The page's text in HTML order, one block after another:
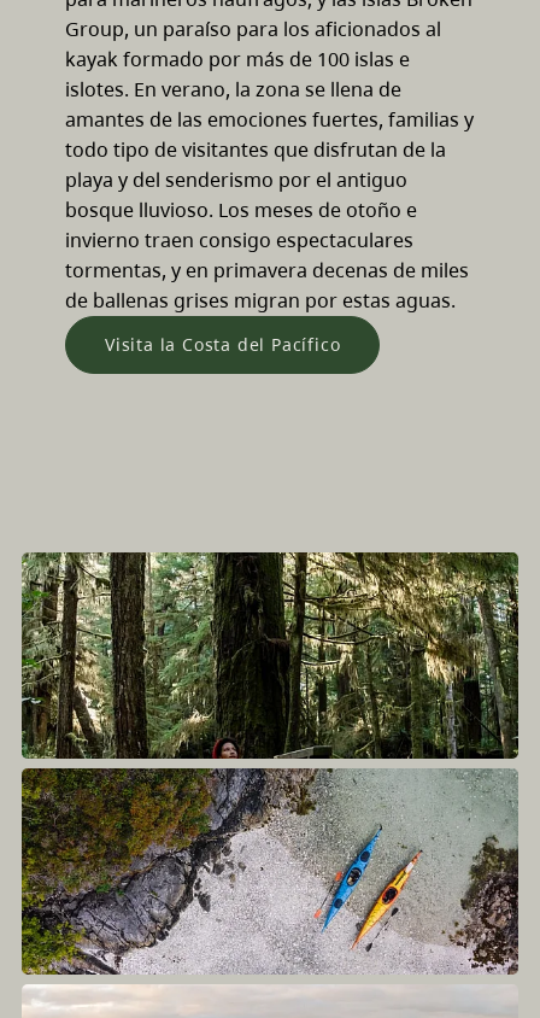
Group, un paraíso para los aficionados al
kayak formado por más de 100 islas e
islotes. En verano, la zona se llena de
amantes de las emociones fuertes, familias y
todo tipo de visitantes que disfrutan de la
playa y del senderismo por el antiguo
bosque lluvioso. Los meses de otoño e
invierno traen consigo espectaculares
tormentas, y en primavera decenas de miles
de ballenas grises migran por estas aguas.
Visita la Costa del Pacífico